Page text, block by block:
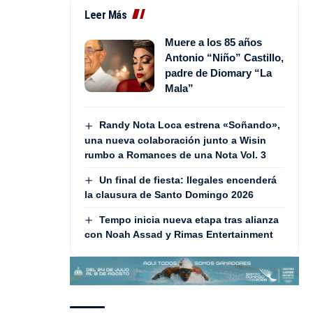
Leer Más
Muere a los 85 años
Antonio “Niño” Castillo,
padre de Diomary “La
Mala”
Randy Nota Loca estrena «Soñando»,
una nueva colaboración junto a Wisin
rumbo a Romances de una Nota Vol. 3
Un final de fiesta: Ilegales encenderá
la clausura de Santo Domingo 2026
Tempo inicia nueva etapa tras alianza
con Noah Assad y Rimas Entertainment